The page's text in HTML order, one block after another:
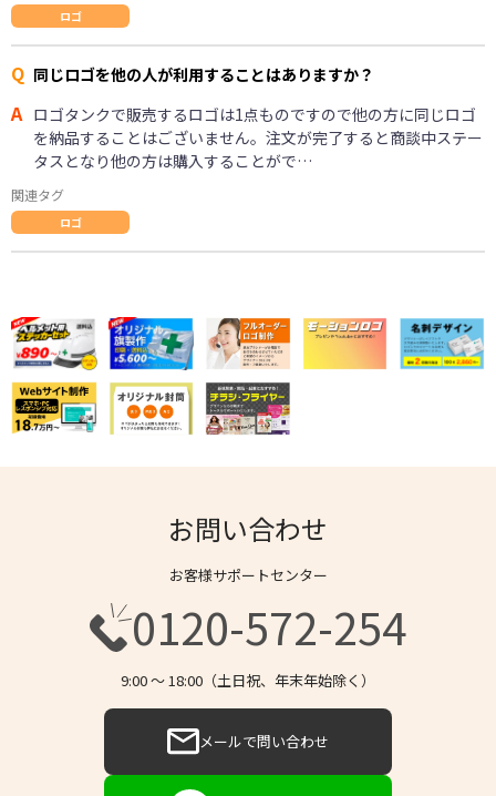
ロゴ
Q 同じロゴを他の人が利用することはありますか？
A ロゴタンクで販売するロゴは1点ものですので他の方に同じロゴ
を納品することはございません。注文が完了すると商談中ステー
タスとなり他の方は購入することがで…
関連タグ
ロゴ
お問い合わせ
お客様サポートセンター
0120-572-254
9:00 〜 18:00（土日祝、年末年始除く）
メールで問い合わせ